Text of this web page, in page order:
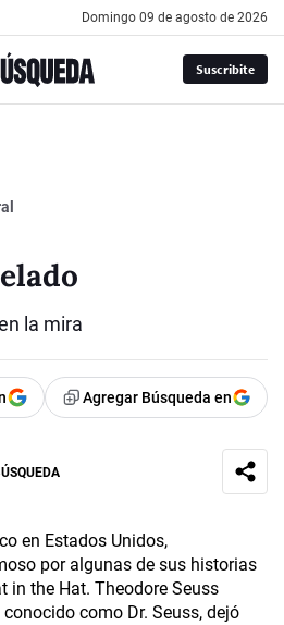
domingo 09 de agosto de 2026
Suscribite
la mira
Agregar Búsqueda en
en Estados Unidos,
por algunas de sus historias
in the Hat. Theodore Seuss
como Dr. Seuss, dejó